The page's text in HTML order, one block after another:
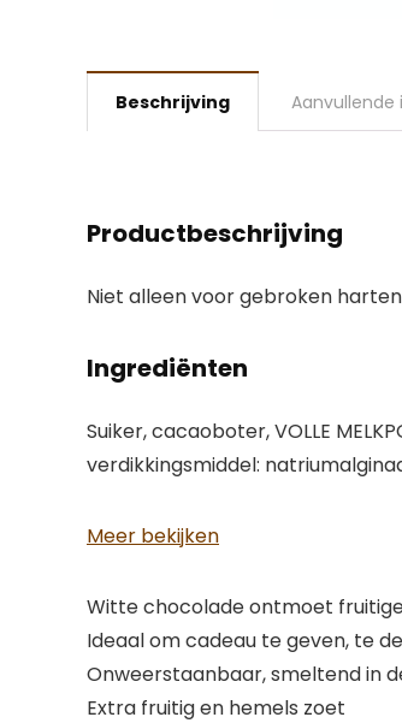
Beschrijving
Productbeschrijving
Niet alleen voor gebroken
Ingrediënten
Suiker, cacaoboter, VOLLE
verdikkingsmiddel:
Meer bekijken
Witte chocolade ontmoet
Ideaal om cadeau te geven, te
Onweerstaanbaar, smeltend in
Extra fruitig en hemels zoet